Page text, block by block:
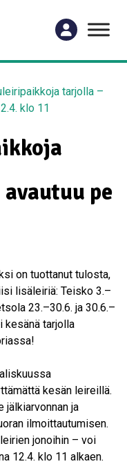
tarjolla –
klo 11
pe
on tuottanut tulosta,
lisäleiriä: Teisko 3.–
23.–30.6. ja 30.6.–
kesänä tarjolla
kesän leireillä.
jälkiarvonnan ja
ilmoittautumisen.
jonoihin – voi
12.4. klo 11 alkaen.